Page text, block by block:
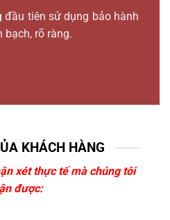
đầu tiên sử dụng bảo hành
bạch, rõ ràng.
KHÁCH HÀNG
xét thực tế mà chúng tôi
được: